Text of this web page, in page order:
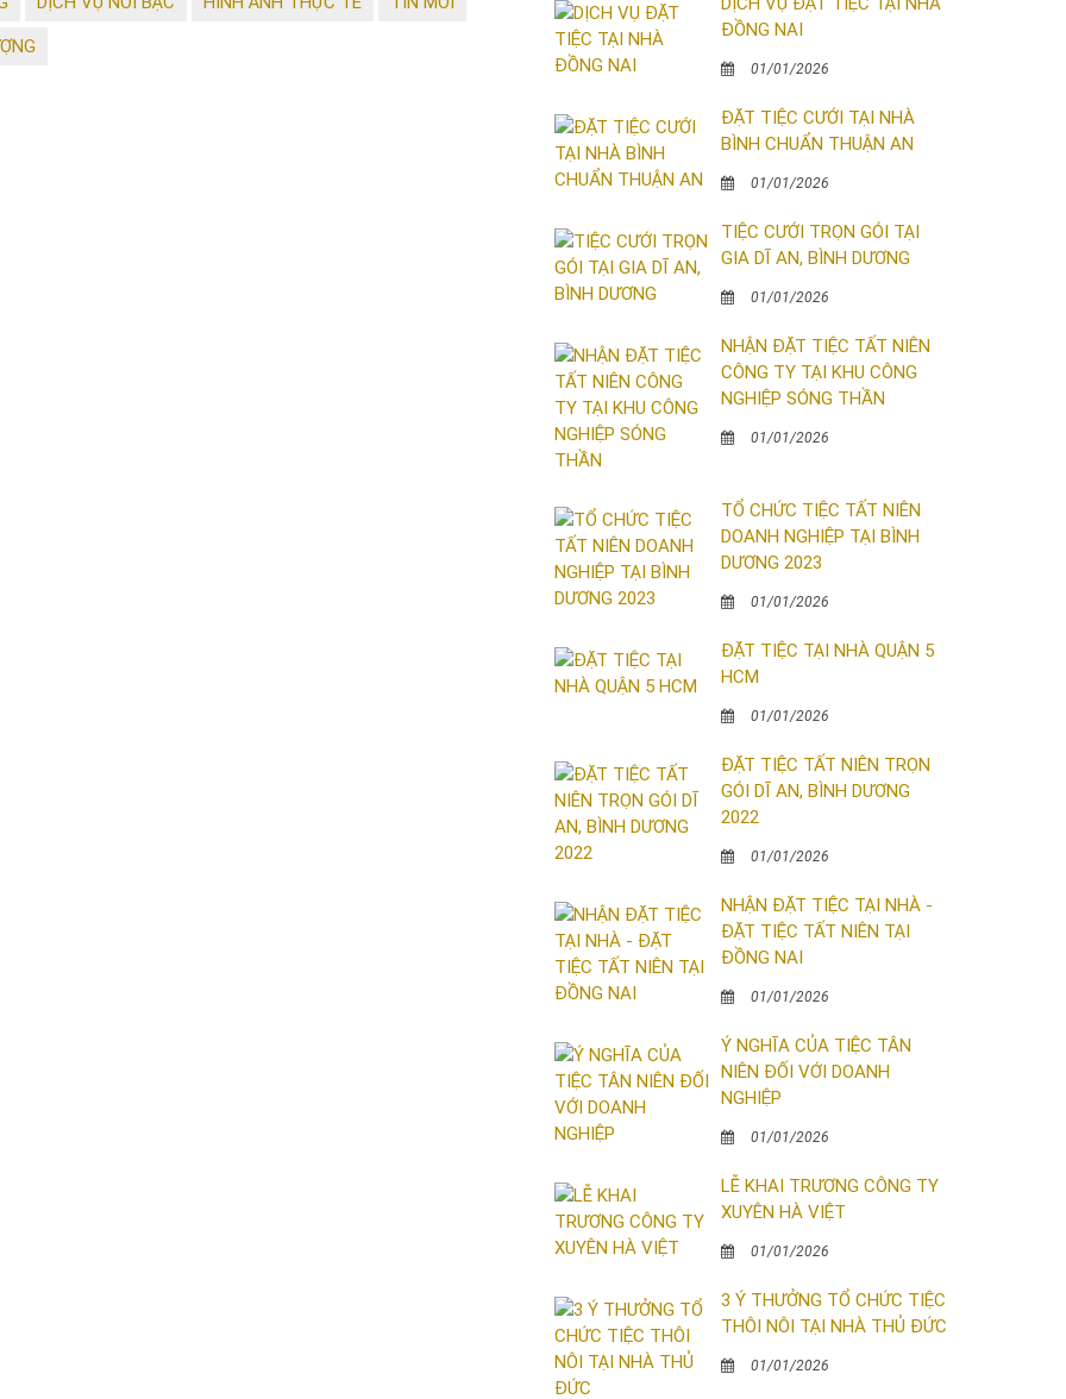
ĐỒNG NAI
01/01/2026
ĐẶT TIỆC CƯỚI TẠI NHÀ
BÌNH CHUẨN THUẬN AN
01/01/2026
TIỆC CƯỚI TRỌN GÓI TẠI
GIA DĨ AN, BÌNH DƯƠNG
01/01/2026
NHẬN ĐẶT TIỆC TẤT NIÊN
CÔNG TY TẠI KHU CÔNG
NGHIỆP SÓNG THẦN
01/01/2026
TỔ CHỨC TIỆC TẤT NIÊN
DOANH NGHIỆP TẠI BÌNH
DƯƠNG 2023
01/01/2026
ĐẶT TIỆC TẠI NHÀ QUẬN 5
HCM
01/01/2026
ĐẶT TIỆC TẤT NIÊN TRỌN
GÓI DĨ AN, BÌNH DƯƠNG
2022
01/01/2026
NHẬN ĐẶT TIỆC TẠI NHÀ -
ĐẶT TIỆC TẤT NIÊN TẠI
ĐỒNG NAI
01/01/2026
Ý NGHĨA CỦA TIỆC TÂN
NIÊN ĐỐI VỚI DOANH
NGHIỆP
01/01/2026
LỄ KHAI TRƯƠNG CÔNG TY
XUYÊN HÀ VIỆT
01/01/2026
3 Ý THƯỞNG TỔ CHỨC TIỆC
THÔI NÔI TẠI NHÀ THỦ ĐỨC
01/01/2026